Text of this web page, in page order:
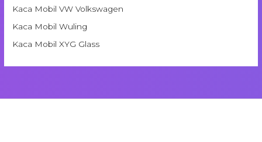
Kaca Mobil VW Volkswagen
Kaca Mobil Wuling
Kaca Mobil XYG Glass